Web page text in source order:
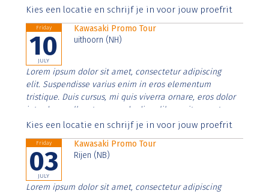
Aenean faucibus nibh et justo cursus id rutrum lorem
Kies een locatie en schrijf je in voor jouw proefrit
Friday
10
JULY
Kawasaki Promo Tour
uithoorn (NH)
Lorem ipsum dolor sit amet, consectetur adipiscing
elit. Suspendisse varius enim in eros elementum
tristique. Duis cursus, mi quis viverra ornare, eros dolor
interdum nulla, ut commodo diam libero vitae erat.
Aenean faucibus nibh et justo cursus id rutrum lorem
Kies een locatie en schrijf je in voor jouw proefrit
Friday
03
JULY
Kawasaki Promo Tour
Rijen (NB)
Lorem ipsum dolor sit amet, consectetur adipiscing